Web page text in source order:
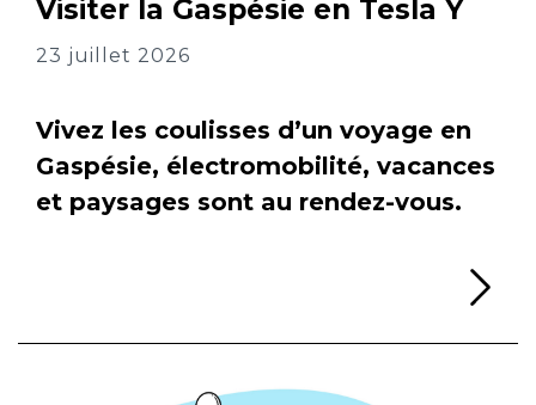
Visiter la Gaspésie en Tesla Y
23 juillet 2026
Vivez les coulisses d’un voyage en
Gaspésie, électromobilité, vacances
et paysages sont au rendez-vous.